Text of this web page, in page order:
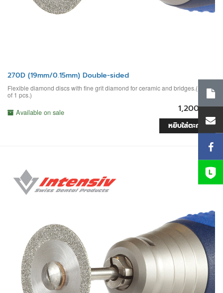
270D (19mm/0.15mm) Double-sided
Flexible diamond discs with fine grit diamond for ceramic and bridges.(Pack
of 1 pcs.)
Available on sale 1,200 บาท
หยิบใส่ตะกร้า